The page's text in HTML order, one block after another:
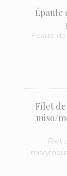
Épaule
Épaule
Filet
miso/
Filet
miso/